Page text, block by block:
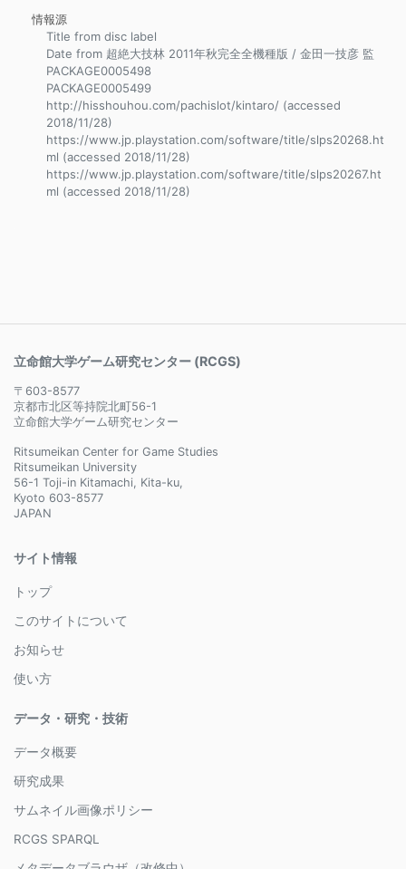
情報源
Title from disc label
Date from 超絶大技林 2011年秋完全全機種版 / 金田一技彦 監
PACKAGE0005498
PACKAGE0005499
http://hisshouhou.com/pachislot/kintaro/ (accessed
2018/11/28)
https://www.jp.playstation.com/software/title/slps20268.ht
ml (accessed 2018/11/28)
https://www.jp.playstation.com/software/title/slps20267.ht
ml (accessed 2018/11/28)
立命館大学ゲーム研究センター (RCGS)
〒603-8577
京都市北区等持院北町56-1
立命館大学ゲーム研究センター
Ritsumeikan Center for Game Studies
Ritsumeikan University
56-1 Toji-in Kitamachi, Kita-ku,
Kyoto 603-8577
JAPAN
サイト情報
トップ
このサイトについて
お知らせ
使い方
データ・研究・技術
データ概要
研究成果
サムネイル画像ポリシー
RCGS SPARQL